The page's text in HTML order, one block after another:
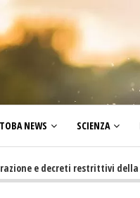
TOBA NEWS SCIENZA
e decreti restrittivi della